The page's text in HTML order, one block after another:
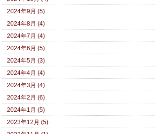
2024年9月 (5)
2024年8月 (4)
2024年7月 (4)
2024年6月 (5)
2024年5月 (3)
2024年4月 (4)
2024年3月 (4)
2024年2月 (6)
2024年1月 (5)
2023年12月 (5)